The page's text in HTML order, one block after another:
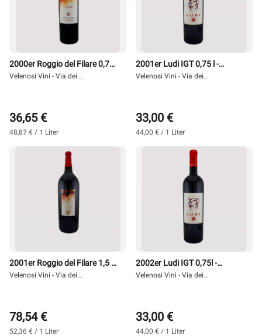
2000er Roggio del Filare 0,75
l - Velenosi
Velenosi Vini - Via dei...
36,65 €
48,87 € / 1 Liter
2001er Ludi IGT 0,75 l -
Velenosi
Velenosi Vini - Via dei...
33,00 €
44,00 € / 1 Liter
2001er Roggio del Filare 1,5 l
Magnum - Velenosi
Velenosi Vini - Via dei...
78,54 €
52,36 € / 1 Liter
2002er Ludi IGT 0,75l -
Velenosi
Velenosi Vini - Via dei...
33,00 €
44,00 € / 1 Liter